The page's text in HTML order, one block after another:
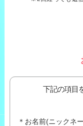
下記の項目
＊お名前(ニックネ